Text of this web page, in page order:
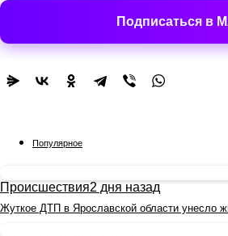
Подписаться в
Популярное
Происшествия2 дня назад
Жуткое ДТП в Ярославской области унесло